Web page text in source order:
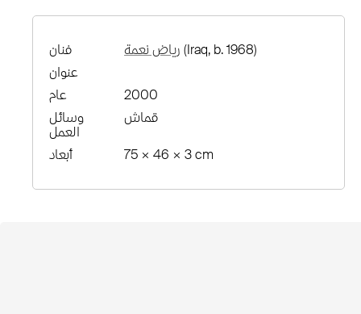
فنان رياض نعمة (Iraq, b. 1968)
عنوان
عام
2000
وسائل
العمل
قماش
أبعاد 75 × 46 × 3 cm